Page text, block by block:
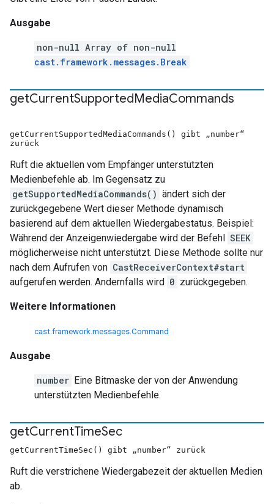
Ausgabe
non-null Array of non-null
cast.framework.messages.Break
getCurrentSupportedMediaCommands
getCurrentSupportedMediaCommands() gibt „number“
zurück
Ruft die aktuellen vom Empfänger unterstützten
Medienbefehle ab. Im Gegensatz zu
getSupportedMediaCommands() ändert sich der
zurückgegebene Wert dieser Methode dynamisch
basierend auf dem aktuellen Wiedergabestatus. Beispiel:
Während der Anzeigenwiedergabe wird der Befehl SEEK
möglicherweise nicht unterstützt. Diese Methode sollte nur
nach dem Aufrufen von CastReceiverContext#start
aufgerufen werden. Andernfalls wird 0 zurückgegeben.
Weitere Informationen
cast.framework.messages.Command
Ausgabe
number Eine Bitmaske der von der Anwendung
unterstützten Medienbefehle.
getCurrentTimeSec
getCurrentTimeSec() gibt „number“ zurück
Ruft die verstrichene Wiedergabezeit der aktuellen Medien
ab.